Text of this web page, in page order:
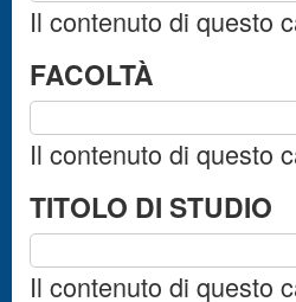
Il contenuto di questo
FACOLTÀ
Il contenuto di questo
TITOLO DI STUDIO
Il contenuto di questo